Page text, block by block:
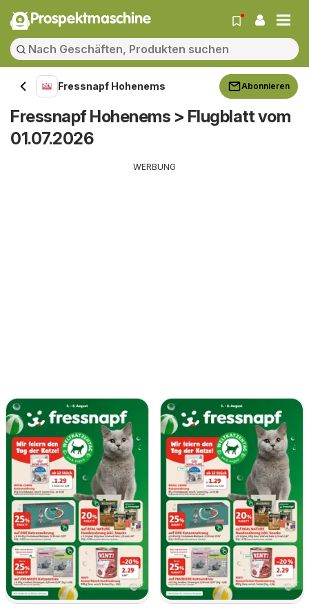
Prospektmaschine
Fressnapf Hohenems Abonnieren
Fressnapf Hohenems > Flugblatt vom
01.07.2026
WERBUNG